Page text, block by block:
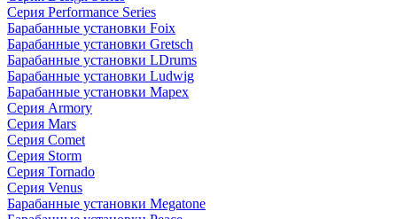
Серия Performance Series
Барабанные установки Foix
Барабанные установки Gretsch
Барабанные установки LDrums
Барабанные установки Ludwig
Барабанные установки Mapex
Серия Armory
Серия Mars
Серия Comet
Серия Storm
Серия Tornado
Серия Venus
Барабанные установки Megatone